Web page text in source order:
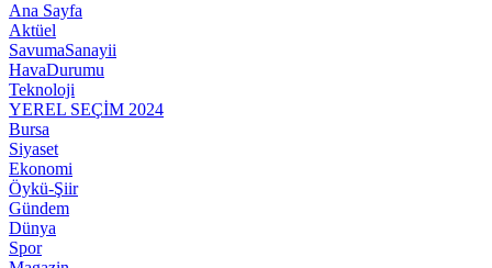
Ana Sayfa
Aktüel
SavumaSanayii
HavaDurumu
Teknoloji
YEREL SEÇİM 2024
Bursa
Siyaset
Ekonomi
Öykü-Şiir
Gündem
Dünya
Spor